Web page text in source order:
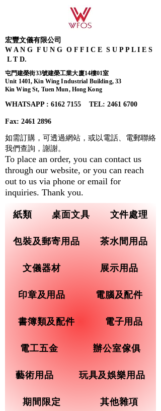
宏豐文儀有限公司
W A N G F U N G O F F I C E S U P P L I E S
L T D.
屯門建榮街33號建榮工業大廈14樓01室
Unit 1401, Kin Wing Industrial Building, 33
Kin Wing St, Tuen Mun, Hong Kong
WHATSAPP : 6162 7155​ TEL: 2461 6700
Fax: 2461 2896
紙類 桌面文具 文件處理
包裝及郵寄用品 茶水間用品
文儀器材 展示用品
印章及用品 電腦及配件
書簿類及配件 電子用品
電工五金 辦公室傢俱
藝術用品 玩具及娛樂用品
期間限定 其他雜項
如需訂購，可透過網站，或以電話、電郵聯絡
我們查詢， 謝謝。
To place an order, you can contact us
through our website, or you can reach
out to us via phone or email for
inquiries. Thank you.